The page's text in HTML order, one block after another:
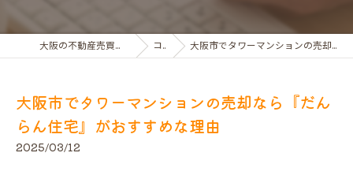
大阪の不動産売買ならだんらん住宅株式会社 コラム 大阪市でタワーマンションの売却なら『だんらん住宅』がおすすめな理由
大阪市でタワーマンションの売却なら『だん
らん住宅』がおすすめな理由
2025/03/12